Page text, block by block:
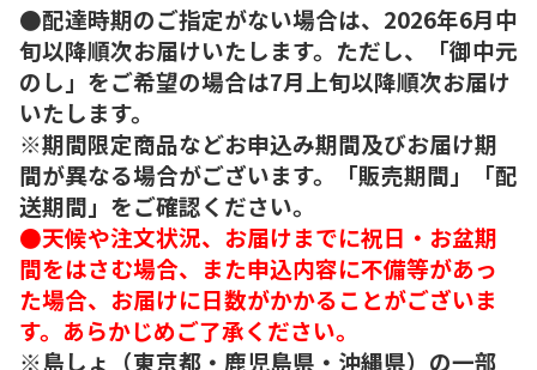
●配達時期のご指定がない場合は、2026年6月中
旬以降順次お届けいたします。ただし、「御中元
のし」をご希望の場合は7月上旬以降順次お届け
いたします。
※期間限定商品などお申込み期間及びお届け期
間が異なる場合がございます。「販売期間」「配
送期間」をご確認ください。
●天候や注文状況、お届けまでに祝日・お盆期
間をはさむ場合、また申込内容に不備等があっ
た場合、お届けに日数がかかることがございま
す。あらかじめご了承ください。
※島しょ（東京都・鹿児島県・沖縄県）の一部